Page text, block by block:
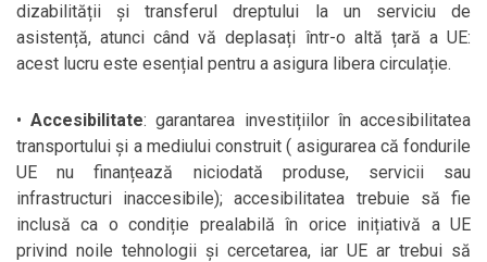
dizabilității și transferul dreptului la un serviciu de
asistență, atunci când vă deplasați într-o altă țară a UE:
acest lucru este esențial pentru a asigura libera circulație.
•Accesibilitate: garantarea investițiilor în accesibilitatea
transportului și a mediului construit ( asigurarea că fondurile
UE nu finanțează niciodată produse, servicii sau
infrastructuri inaccesibile); accesibilitatea trebuie să fie
inclusă ca o condiție prealabilă în orice inițiativă a UE
privind noile tehnologii și cercetarea, iar UE ar trebui să